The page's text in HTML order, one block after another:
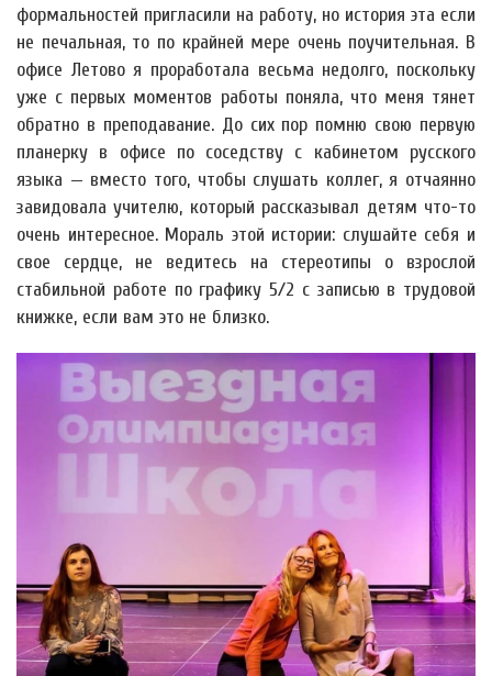
формальностей пригласили на работу, но история эта если
не печальная, то по крайней мере очень поучительная. В
офисе Летово я проработала весьма недолго, поскольку
уже с первых моментов работы поняла, что меня тянет
обратно в преподавание. До сих пор помню свою первую
планерку в офисе по соседству с кабинетом русского
языка — вместо того, чтобы слушать коллег, я отчаянно
завидовала учителю, который рассказывал детям что-то
очень интересное. Мораль этой истории: слушайте себя и
свое сердце, не ведитесь на стереотипы о взрослой
стабильной работе по графику 5/2 с записью в трудовой
книжке, если вам это не близко.